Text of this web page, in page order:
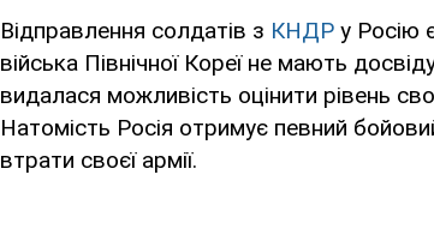
Відправлення солдатів з КНДР у Росію
війська Північної Кореї не мають
видалася можливість оцінити рівень
Натомість Росія отримує певний
втрати своєї армії.